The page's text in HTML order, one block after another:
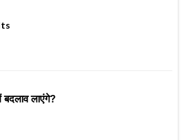
बदलाव लाएंगे?